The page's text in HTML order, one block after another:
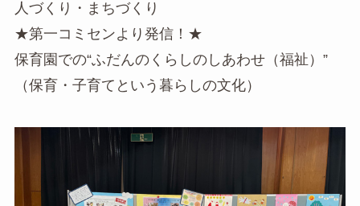
人づくり・まちづくり
★第一コミセンより発信！★
保育園での“ふだんのくらしのしあわせ（福祉）”
（保育・子育てという暮らしの文化）